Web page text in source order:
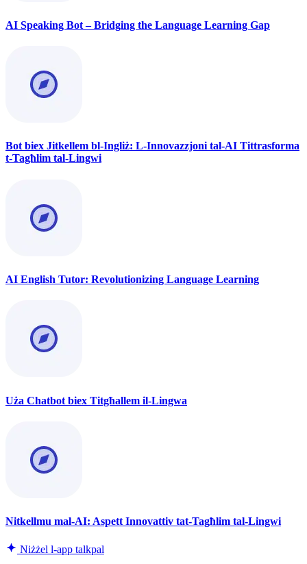
AI Speaking Bot – Bridging the Language Learning Gap
Bot biex Jitkellem bl-Ingliż: L-Innovazzjoni tal-AI Tittrasforma
t-Tagħlim tal-Lingwi
AI English Tutor: Revolutionizing Language Learning
Uża Chatbot biex Titgħallem il-Lingwa
Nitkellmu mal-AI: Aspett Innovattiv tat-Tagħlim tal-Lingwi
Niżżel l-app talkpal